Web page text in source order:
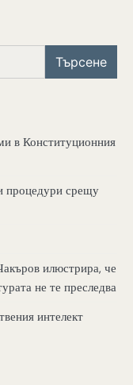
Търсене
в Конституционния
процедури срещу
илюстрира, че
не те преследва
интелект